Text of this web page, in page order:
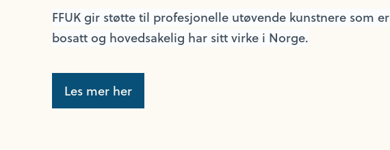
FFUK gir støtte til profesjonelle utøvende kunstnere som er
bosatt og hovedsakelig har sitt virke i Norge.
Les mer her